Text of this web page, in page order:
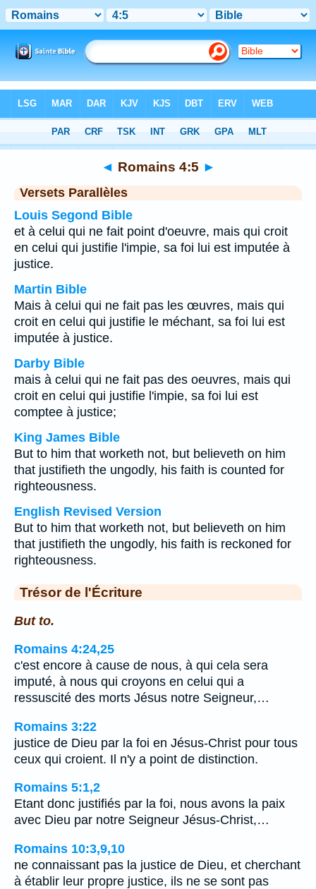
Chapitre 4 > Verset 5
◄ Romains 4:5 ►
Versets Parallèles
Louis Segond Bible
et à celui qui ne fait point d'oeuvre, mais qui croit
en celui qui justifie l'impie, sa foi lui est imputée à
justice.
Martin Bible
Mais à celui qui ne fait pas les œuvres, mais qui
croit en celui qui justifie le méchant, sa foi lui est
imputée à justice.
Darby Bible
mais à celui qui ne fait pas des oeuvres, mais qui
croit en celui qui justifie l'impie, sa foi lui est
comptee à justice;
King James Bible
But to him that worketh not, but believeth on him
that justifieth the ungodly, his faith is counted for
righteousness.
English Revised Version
But to him that worketh not, but believeth on him
that justifieth the ungodly, his faith is reckoned for
righteousness.
Trésor de l'Écriture
But to.
Romains 4:24,25
c'est encore à cause de nous, à qui cela sera
imputé, à nous qui croyons en celui qui a
ressuscité des morts Jésus notre Seigneur,…
Romains 3:22
justice de Dieu par la foi en Jésus-Christ pour tous
ceux qui croient. Il n'y a point de distinction.
Romains 5:1,2
Etant donc justifiés par la foi, nous avons la paix
avec Dieu par notre Seigneur Jésus-Christ,…
Romains 10:3,9,10
ne connaissant pas la justice de Dieu, et cherchant
à établir leur propre justice, ils ne se sont pas